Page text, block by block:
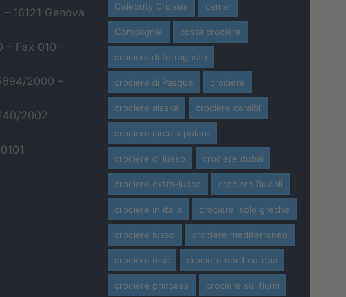
16121 Genova
– Fax 010-
2000 –
2002
Celebrity Cruises cemar
Compagnie costa crociere
crociera di ferragosto
crociera di Pasqua crociere
crociere alaska crociere caraibi
crociere circolo polare
crociere di lusso crociere dubai
crociere extra-lusso crociere fluviali
crociere in italia crociere isole greche
crociere lusso crociere mediterraneo
crociere msc crociere nord europa
crociere princess crociere sui fiumi